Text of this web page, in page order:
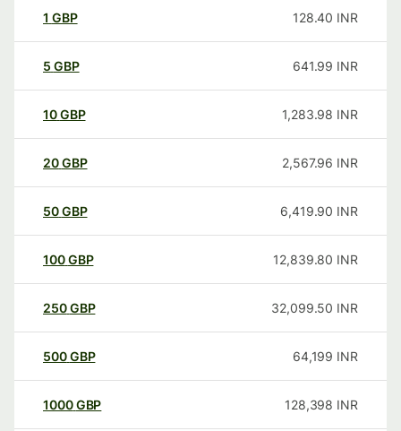
1 GBP 128.40 INR
5 GBP 641.99 INR
10GBP 1,283.98 INR
20GBP 2,567.96 INR
50GBP 6,419.90 INR
100GBP 12,839.80 INR
250GBP 32,099.50 INR
500GBP 64,199 INR
1000GBP 128,398 INR